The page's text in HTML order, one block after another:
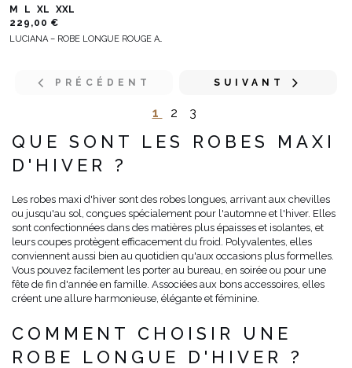
M L XL
XXL
229,00 €
LUCIANA – ROBE LONGUE ROUGE AVEC NŒUDS DÉCORATIFS
PRÉCÉDENT
1 2 3
SUIVANT
QUE SONT LES ROBES MAXI
D'HIVER ?
Les robes maxi d'hiver sont des robes longues, arrivant aux chevilles
ou jusqu'au sol, conçues spécialement pour l'automne et l'hiver. Elles
sont confectionnées dans des matières plus épaisses et isolantes, et
leurs coupes protègent efficacement du froid. Polyvalentes, elles
conviennent aussi bien au quotidien qu'aux occasions plus formelles.
Vous pouvez facilement les porter au bureau, en soirée ou pour une
fête de fin d'année en famille. Associées aux bons accessoires, elles
créent une allure harmonieuse, élégante et féminine.
COMMENT CHOISIR UNE
ROBE LONGUE D'HIVER ?